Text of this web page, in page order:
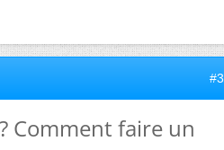
#3
Comment faire un